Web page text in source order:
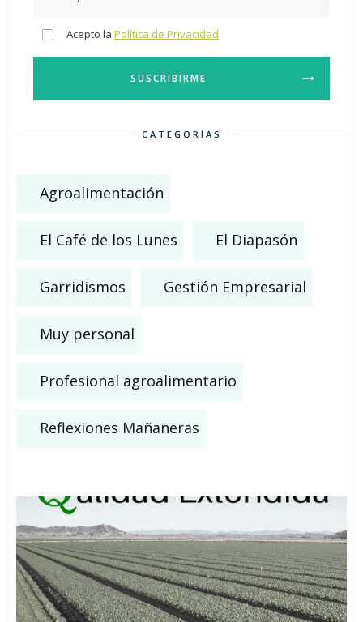
Acepto la Política de Privacidad
SUSCRIBIRME
CATEGORÍAS
Agroalimentación
El Café de los Lunes El Diapasón
Garridismos Gestión Empresarial
Muy personal
Profesional agroalimentario
Reflexiones Mañaneras